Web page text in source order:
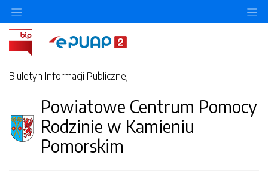
Biuletyn Informacji Publicznej
Powiatowe Centrum Pomocy
Rodzinie w Kamieniu
Pomorskim